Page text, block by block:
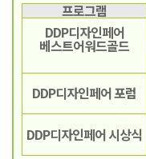
프로그램
DDP디자인페어
베스트어워드골드
DDP디자인페어 포럼
DDP디자인페어 시상식